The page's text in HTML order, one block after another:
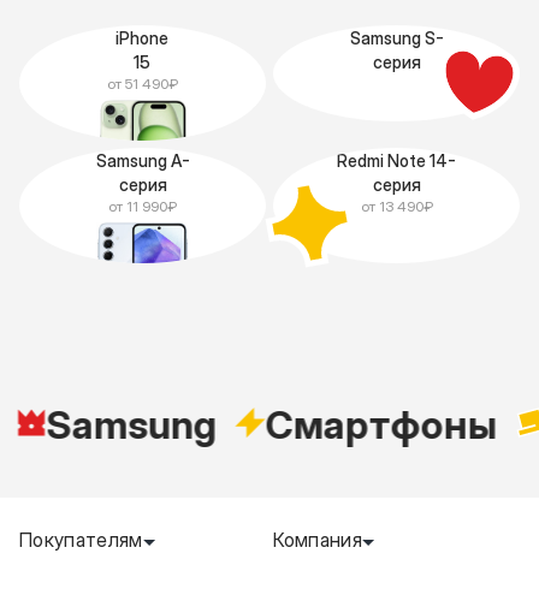
iPhone
15
от 51 490₽
Samsung S-
серия
Samsung A-
серия
от 11 990₽
Redmi Note 14-
серия
от 13 490₽
Samsung Cмартфоны
Покупателям Компания